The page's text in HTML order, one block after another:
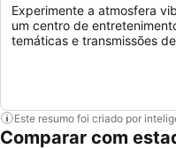
Experimente a atmosfera
um centro de
temáticas e transmissões
Este resumo foi criado por
Comparar com